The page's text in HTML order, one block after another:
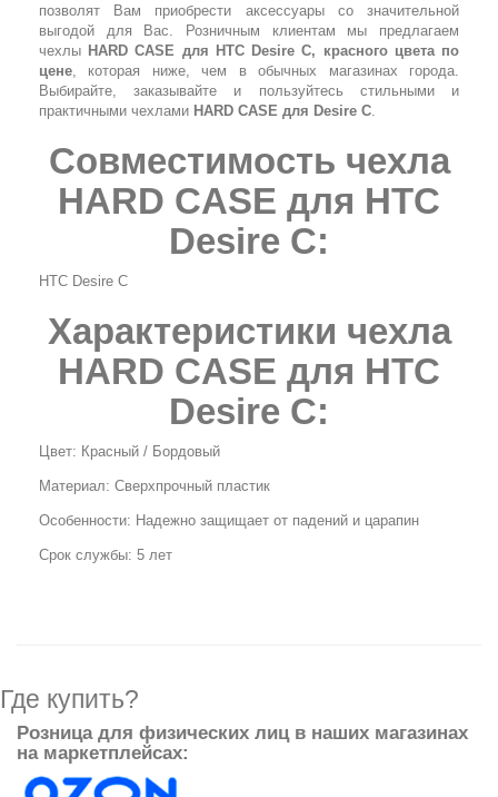
позволят Вам приобрести аксессуары со значительной
выгодой для Вас. Розничным клиентам мы предлагаем
чехлы HARD CASE для HTC Desire C, красного цвета по
цене, которая ниже, чем в обычных магазинах города.
Выбирайте, заказывайте и пользуйтесь стильными и
практичными чехлами HARD CASE для Desire C.
Совместимость чехла
HARD CASE для HTC
Desire C:
HTC Desire C
Характеристики чехла
HARD CASE для HTC
Desire C:
Цвет: Красный / Бордовый
Материал: Сверхпрочный пластик
Особенности: Надежно защищает от падений и царапин
Срок службы: 5 лет
Где купить?
Розница для физических лиц в наших магазинах
на маркетплейсах: